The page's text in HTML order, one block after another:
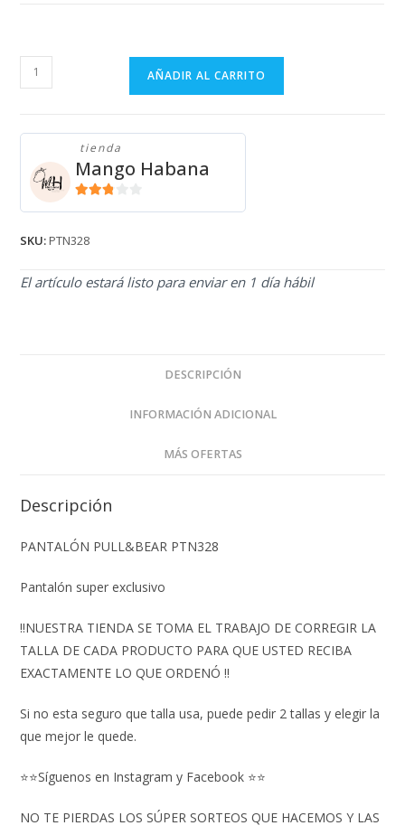
PANTALÓN
PULL&BEAR
cantidad
AÑADIR AL CARRITO
tienda
Mango Habana
SKU:PTN328
El artículo estará listo para enviar en 1 día hábil
DESCRIPCIÓN
INFORMACIÓN ADICIONAL
MÁS OFERTAS
Descripción
PANTALÓN PULL&BEAR PTN328
Pantalón super exclusivo
‼️NUESTRA TIENDA SE TOMA EL TRABAJO DE CORREGIR LA
TALLA DE CADA PRODUCTO PARA QUE USTED RECIBA
EXACTAMENTE LO QUE ORDENÓ ‼️
Si no esta seguro que talla usa, puede pedir 2 tallas y elegir la
que mejor le quede.
⭐⭐Síguenos en Instagram y Facebook ⭐⭐
NO TE PIERDAS LOS SÚPER SORTEOS QUE HACEMOS Y LAS